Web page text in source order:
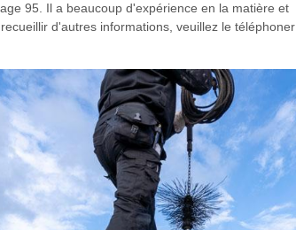
95. Il a beaucoup d'expérience en la matière et
d'autres informations, veuillez le téléphoner